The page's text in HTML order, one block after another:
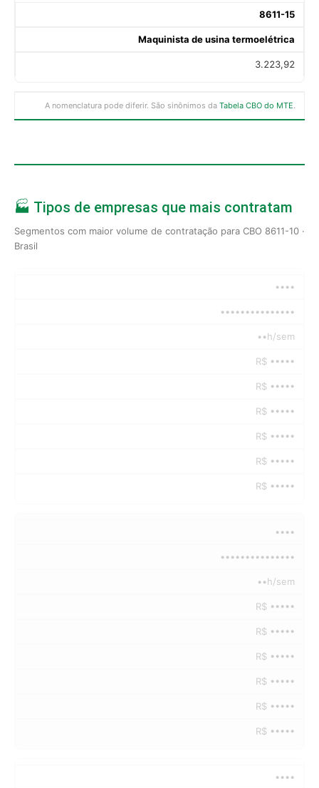
8611-15
Maquinista de usina termoelétrica
3.223,92
A nomenclatura pode diferir. São sinônimos da Tabela CBO do MTE.
🏭 Tipos de empresas que mais contratam
Segmentos com maior volume de contratação para CBO 8611-10 ·
Brasil
••••
•••••••••••••••
••h/sem
R$ •••••
R$ •••••
R$ •••••
R$ •••••
R$ •••••
R$ •••••
••••
•••••••••••••••
••h/sem
R$ •••••
R$ •••••
R$ •••••
R$ •••••
R$ •••••
R$ •••••
••••